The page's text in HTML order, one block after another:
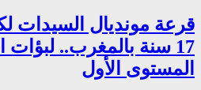
قرعة مونديال السيدات
17 سنة بالمغرب..
المستوى الأول